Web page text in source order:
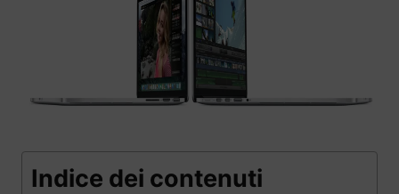
Indice dei contenuti